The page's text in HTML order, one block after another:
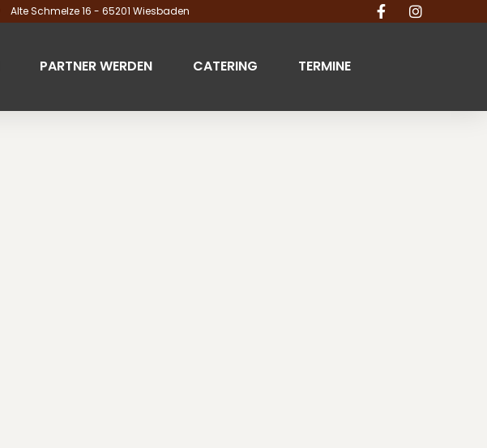
Alte Schmelze 16 - 65201 Wiesbaden
PARTNER WERDEN CATERING TERMINE